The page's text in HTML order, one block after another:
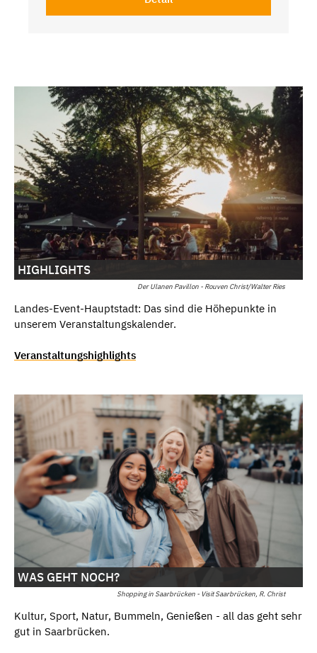
Der Ulanen Pavillon - Rouven Christ/Walter Ries
HIGHLIGHTS
Landes-Event-Hauptstadt: Das sind die Höhepunkte in
unserem Veranstaltungskalender.
Veranstaltungshighlights
Shopping in Saarbrücken - Visit Saarbrücken, R. Christ
WAS GEHT NOCH?
Kultur, Sport, Natur, Bummeln, Genießen - all das geht sehr
gut in Saarbrücken.